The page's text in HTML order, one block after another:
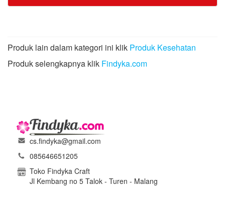
Produk lain dalam kategori ini klik Produk Kesehatan
Produk selengkapnya klik Findyka.com
cs.findyka@gmail.com
085646651205
Toko Findyka Craft
Jl Kembang no 5 Talok - Turen - Malang